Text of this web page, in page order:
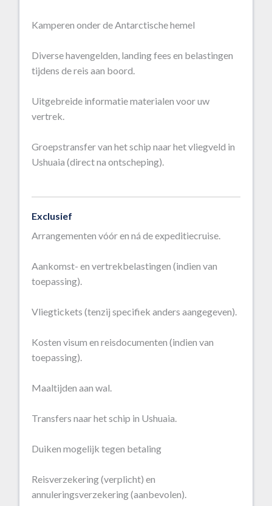
Kamperen onder de Antarctische hemel
Diverse havengelden, landing fees en belastingen
tijdens de reis aan boord.
Uitgebreide informatie materialen voor uw
vertrek.
Groepstransfer van het schip naar het vliegveld in
Ushuaia (direct na ontscheping).
Exclusief
Arrangementen vóór en ná de expeditiecruise.
Aankomst- en vertrekbelastingen (indien van
toepassing).
Vliegtickets (tenzij specifiek anders aangegeven).
Kosten visum en reisdocumenten (indien van
toepassing).
Maaltijden aan wal.
Transfers naar het schip in Ushuaia.
Duiken mogelijk tegen betaling
Reisverzekering (verplicht) en
annuleringsverzekering (aanbevolen).